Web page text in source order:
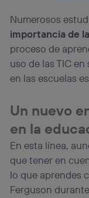
Numerosos
importancia de
proceso de
uso de las TIC
en las escuelas
Un nuevo
en la
En esta línea,
que tener en
lo que aprendes
Ferguson